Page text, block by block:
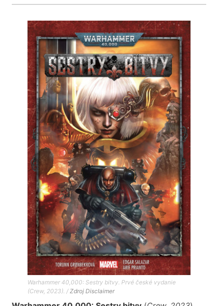
Warhammer 40,000: Sestry bitvy. Prvé české vydanie
(Crew, 2023). / Zdroj Disclaimer